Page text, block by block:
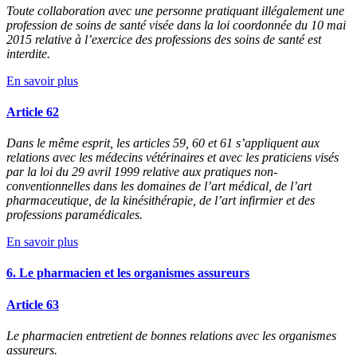
Toute collaboration avec une personne pratiquant illégalement une
profession de soins de santé visée dans la loi coordonnée du 10 mai
2015 relative à l’exercice des professions des soins de santé est
interdite.
En savoir plus
Article 62
Dans le même esprit, les articles 59, 60 et 61 s’appliquent aux
relations avec les médecins vétérinaires et avec les praticiens visés
par la loi du 29 avril 1999 relative aux pratiques non-
conventionnelles dans les domaines de l’art médical, de l’art
pharmaceutique, de la kinésithérapie, de l’art infirmier et des
professions paramédicales.
En savoir plus
6. Le pharmacien et les organismes assureurs
Article 63
Le pharmacien entretient de bonnes relations avec les organismes
assureurs.